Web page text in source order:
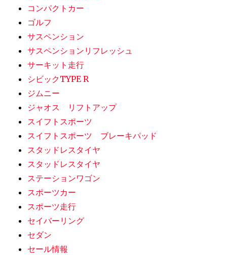
コンパクトカー
ゴルフ
サスペンション
サスペンションリフレッシュ
サーキット走行
シビックTYPE R
ジムニー
ジャオス リフトアップ
スイフトスポーツ
スイフトスポーツ ブレーキパッド
スタッドレスタイヤ
スタッドレスタイヤ
ステーションワゴン
スポーツカー
スポーツ走行
セイバーリング
セダン
セール情報